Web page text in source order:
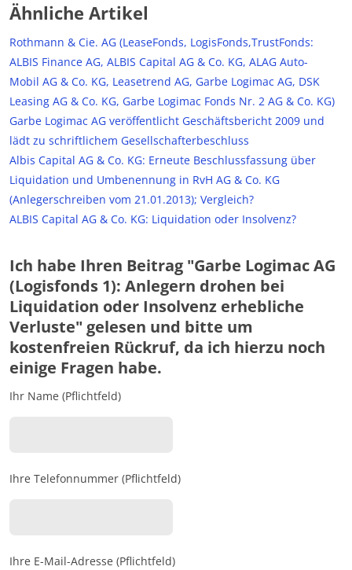
Ähnliche Artikel
Rothmann & Cie. AG (LeaseFonds, LogisFonds,TrustFonds:
ALBIS Finance AG, ALBIS Capital AG & Co. KG, ALAG Auto-
Mobil AG & Co. KG, Leasetrend AG, Garbe Logimac AG, DSK
Leasing AG & Co. KG, Garbe Logimac Fonds Nr. 2 AG & Co. KG)
Garbe Logimac AG veröffentlicht Geschäftsbericht 2009 und
lädt zu schriftlichem Gesellschafterbeschluss
Albis Capital AG & Co. KG: Erneute Beschlussfassung über
Liquidation und Umbenennung in RvH AG & Co. KG
(Anlegerschreiben vom 21.01.2013); Vergleich?
ALBIS Capital AG & Co. KG: Liquidation oder Insolvenz?
Ich habe Ihren Beitrag "Garbe Logimac AG
(Logisfonds 1): Anlegern drohen bei
Liquidation oder Insolvenz erhebliche
Verluste" gelesen und bitte um
kostenfreien Rückruf, da ich hierzu noch
einige Fragen habe.
Ihr Name (Pflichtfeld)
Ihre Telefonnummer (Pflichtfeld)
Ihre E-Mail-Adresse (Pflichtfeld)